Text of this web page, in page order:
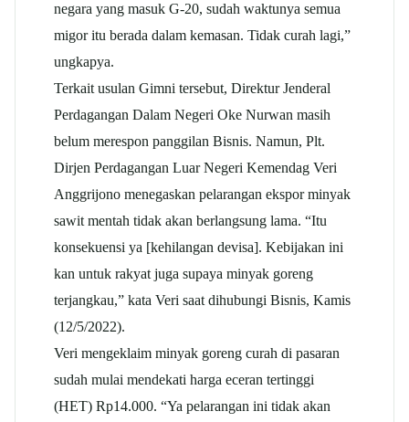
negara yang masuk G-20, sudah waktunya semua
migor itu berada dalam kemasan. Tidak curah lagi,”
ungkapya.
Terkait usulan Gimni tersebut, Direktur Jenderal
Perdagangan Dalam Negeri Oke Nurwan masih
belum merespon panggilan Bisnis. Namun, Plt.
Dirjen Perdagangan Luar Negeri Kemendag Veri
Anggrijono menegaskan pelarangan ekspor minyak
sawit mentah tidak akan berlangsung lama. “Itu
konsekuensi ya [kehilangan devisa]. Kebijakan ini
kan untuk rakyat juga supaya minyak goreng
terjangkau,” kata Veri saat dihubungi Bisnis, Kamis
(12/5/2022).
Veri mengeklaim minyak goreng curah di pasaran
sudah mulai mendekati harga eceran tertinggi
(HET) Rp14.000. “Ya pelarangan ini tidak akan